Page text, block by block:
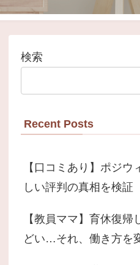
検索
Recent Posts
【口コミあり】ポジウ
しい評判の真相を検証
【教員ママ】育休復帰
どい…それ、働き方を